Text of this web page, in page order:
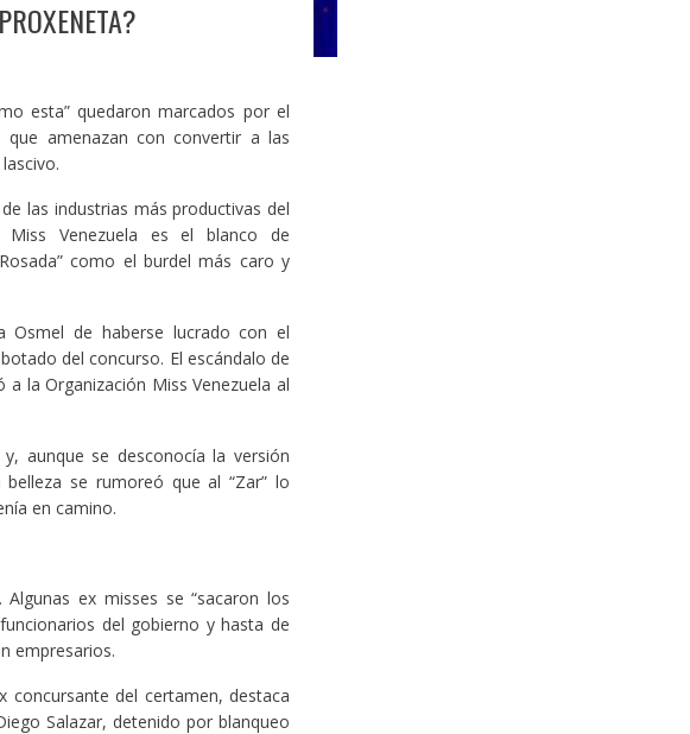
esta” quedaron marcados por el
amenazan con convertir a las
las industrias más productivas del
Miss Venezuela es el blanco de
como el burdel más caro y
Osmel de haberse lucrado con el
del concurso. El escándalo de
la Organización Miss Venezuela al
aunque se desconocía la versión
se rumoreó que al “Zar” lo
en camino.
ex misses se “sacaron los
del gobierno y hasta de
empresarios.
concursante del certamen, destaca
Salazar, detenido por blanqueo